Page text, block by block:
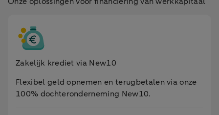
Zakelijk krediet via New10
Flexibel geld opnemen en terugbetalen via onze
100% dochteronderneming New10.